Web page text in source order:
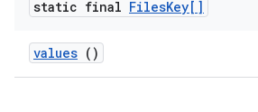
static final FilesKey[]
values ()